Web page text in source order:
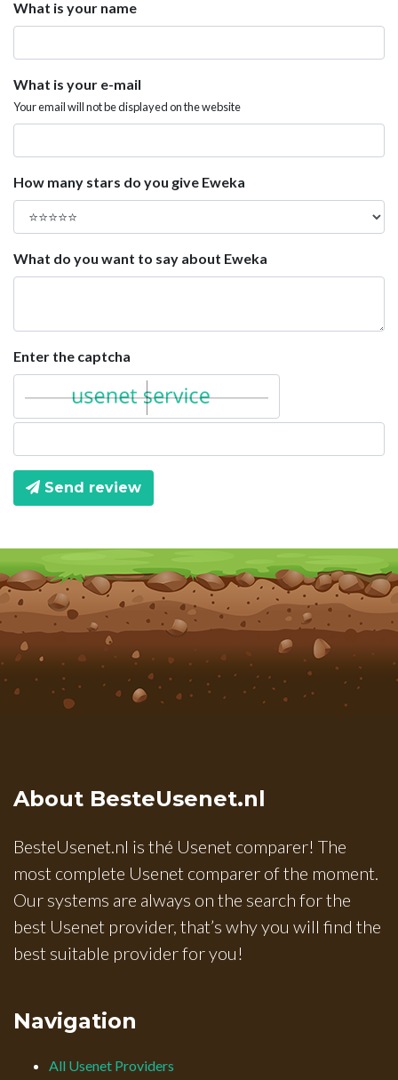
What is your name
What is your e-mail
Your email will not be displayed on the website
How many stars do you give Eweka
What do you want to say about Eweka
Enter the captcha
Send review
About BesteUsenet.nl
BesteUsenet.nl is thé Usenet comparer! The
most complete Usenet comparer of the moment.
Our systems are always on the search for the
best Usenet provider, that’s why you will find the
best suitable provider for you!
Navigation
All Usenet Providers